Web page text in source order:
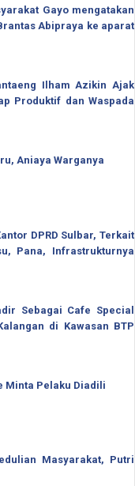
Gayo mengatakan
Abipraya ke aparat
Ilham Azikin Ajak
Produktif dan Waspada
Aniaya Warganya
DPRD Sulbar, Terkait
Pana, Infrastrukturnya
Sebagai Cafe Special
di Kawasan BTP
Minta Pelaku Diadili
Masyarakat, Putri